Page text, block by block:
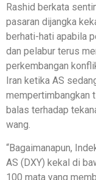
Rashid berkata
pasaran dijangka
berhati-hati apabila
dan pelabur terus
perkembangan
Iran ketika AS
mempertimbangkan
balas terhadap
wang.
“Bagaimanapun,
AS (DXY) kekal di
100 mata yang